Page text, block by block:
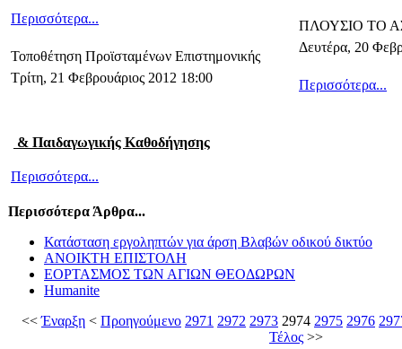
Περισσότερα...
Τοποθέτηση Προϊσταμένων Επιστημονικής
Τρίτη, 21 Φεβρουάριος 2012 18:00
& Παιδαγωγικής Καθοδήγησης
Περισσότερα...
ΠΛΟΥΣΙΟ ΤΟ
Δευτέρα, 20
Περισσότερα...
Περισσότερα Άρθρα...
Κατάσταση εργοληπτών για άρση Βλαβών οδικού δικτύο
ΑΝΟΙΚΤΗ ΕΠΙΣΤΟΛΗ
ΕΟΡΤΑΣΜΟΣ ΤΩΝ ΑΓΙΩΝ ΘΕΟΔΩΡΩΝ
Humanite
<<Έναρξη < Προηγούμενο 2971 2972 2973 2974 2975 2976
Τέλος >>